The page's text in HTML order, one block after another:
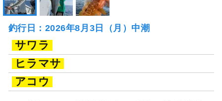
釣行日：2026年8月3日（月）中潮
サワラ
ヒラマサ
アコウ